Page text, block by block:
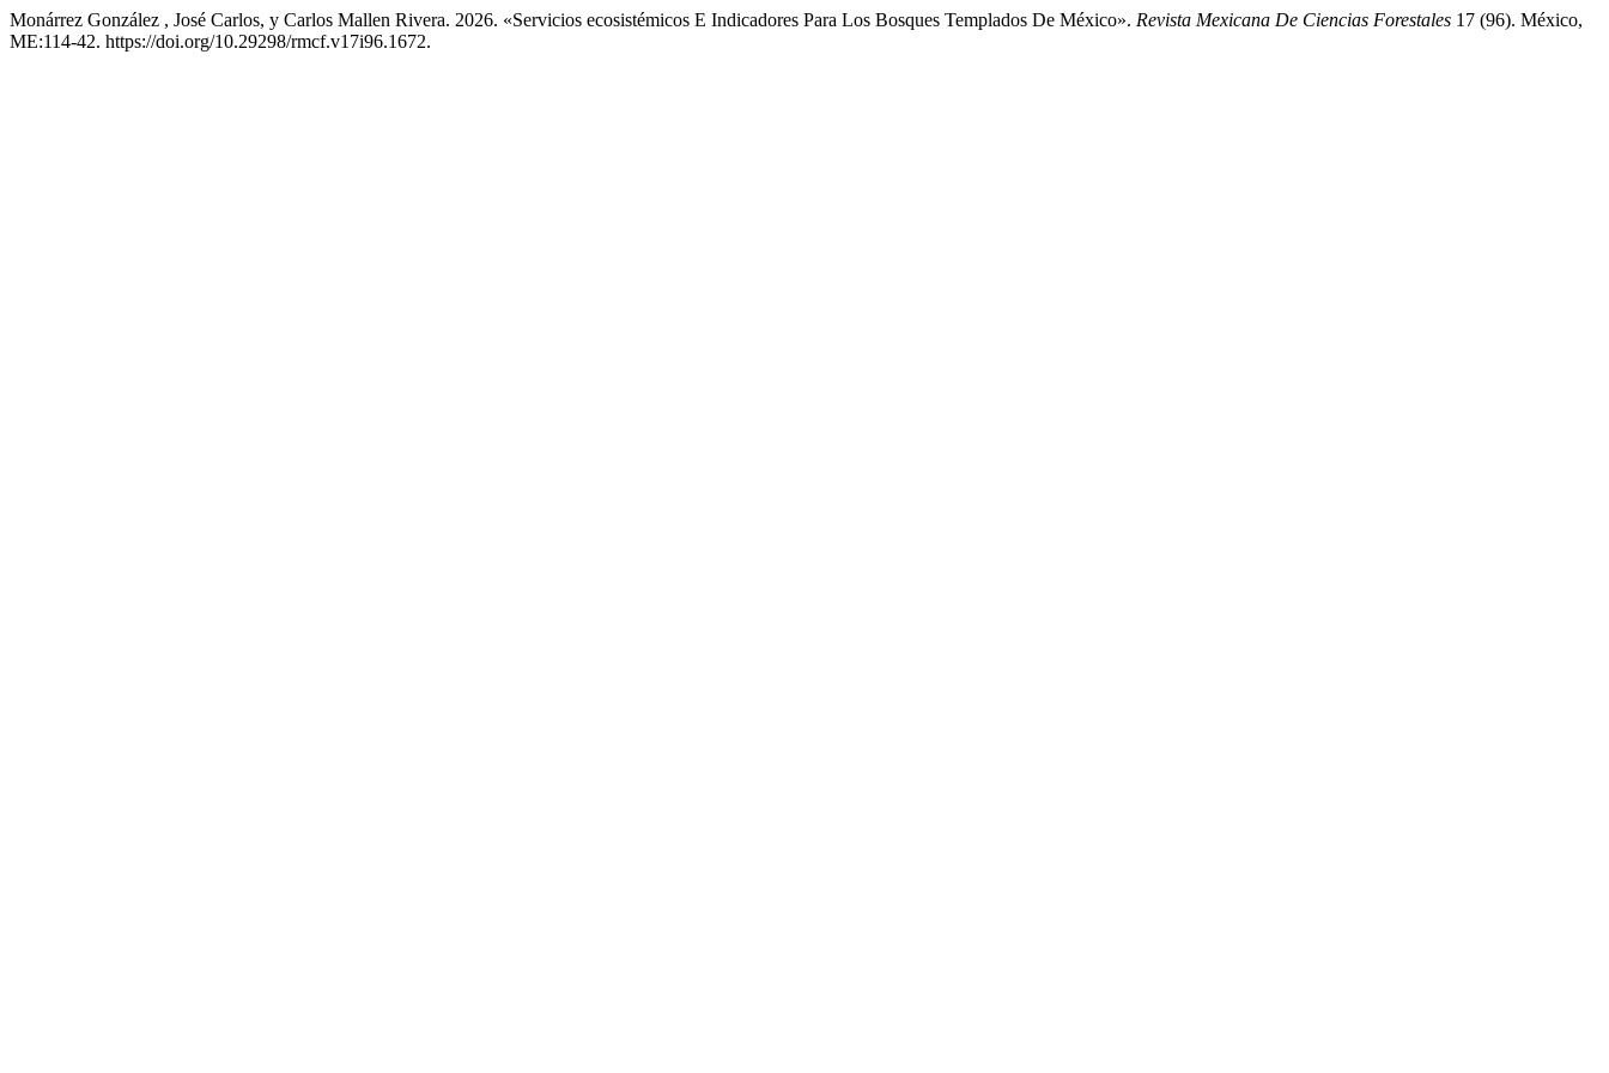
Monárrez González , José Carlos, y Carlos Mallen Rivera. 2026. «Servicios ecosistémicos E Indicadores Para Los Bosques Templados De México». Revista Mexicana De Ciencias Forestales 17 (96). México,
ME:114-42. https://doi.org/10.29298/rmcf.v17i96.1672.